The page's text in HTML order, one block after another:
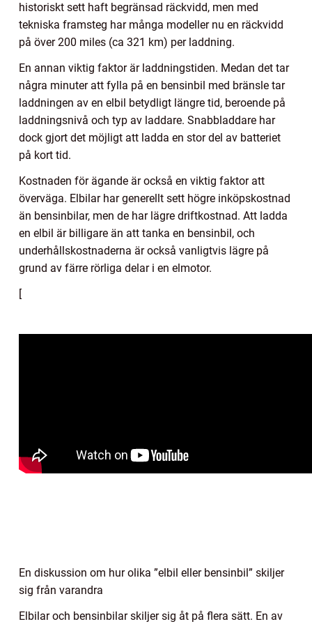
historiskt sett haft begränsad räckvidd, men med
tekniska framsteg har många modeller nu en räckvidd
på över 200 miles (ca 321 km) per laddning.
En annan viktig faktor är laddningstiden. Medan det tar
några minuter att fylla på en bensinbil med bränsle tar
laddningen av en elbil betydligt längre tid, beroende på
laddningsnivå och typ av laddare. Snabbladdare har
dock gjort det möjligt att ladda en stor del av batteriet
på kort tid.
Kostnaden för ägande är också en viktig faktor att
överväga. Elbilar har generellt sett högre inköpskostnad
än bensinbilar, men de har lägre driftkostnad. Att ladda
en elbil är billigare än att tanka en bensinbil, och
underhållskostnaderna är också vanligtvis lägre på
grund av färre rörliga delar i en elmotor.
[
En diskussion om hur olika ”elbil eller bensinbil” skiljer
sig från varandra
Elbilar och bensinbilar skiljer sig åt på flera sätt. En av